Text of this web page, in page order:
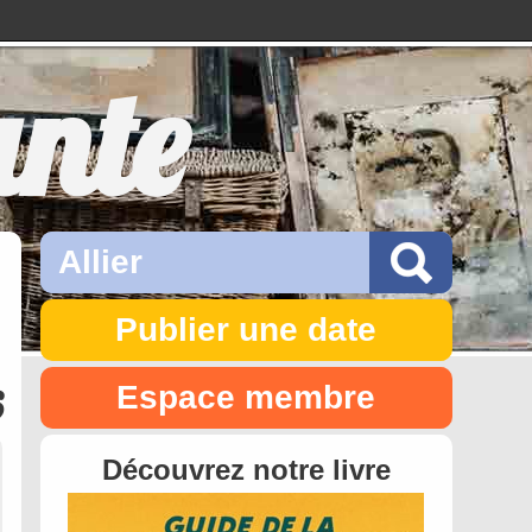
Publier une date
Espace membre
Découvrez notre livre